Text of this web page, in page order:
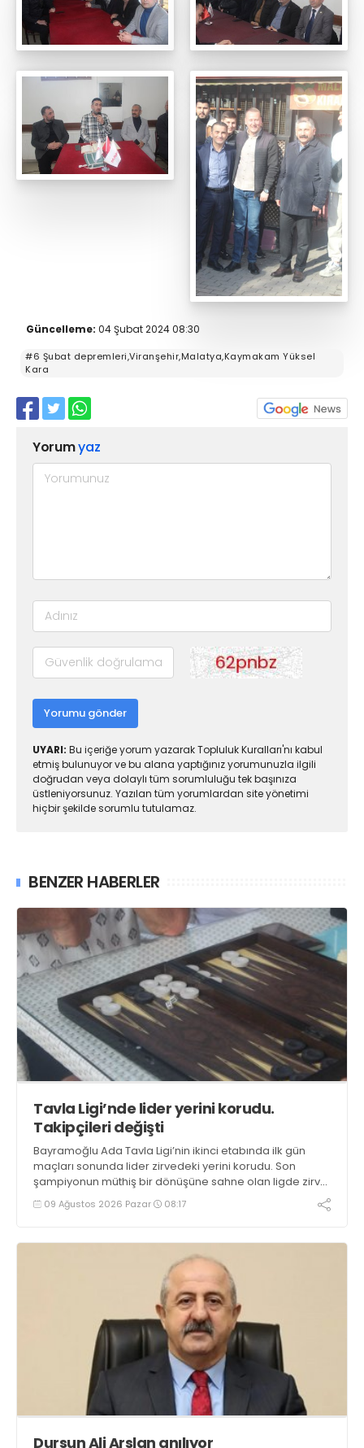
Güncelleme: 04 Şubat 2024 08:30
#6 Şubat depremleri,Viranşehir,Malatya,Kaymakam Yüksel
Kara
Yorumyaz
Yorumu gönder
UYARI: Bu içeriğe yorum yazarak Topluluk Kuralları'nı kabul
etmiş bulunuyor ve bu alana yaptığınız yorumunuzla ilgili
doğrudan veya dolaylı tüm sorumluluğu tek başınıza
üstleniyorsunuz. Yazılan tüm yorumlardan site yönetimi
hiçbir şekilde sorumlu tutulamaz.
BENZER HABERLER
Tavla Ligi’nde lider yerini korudu.
Takipçileri değişti
Bayramoğlu Ada Tavla Ligi’nin ikinci etabında ilk gün
maçları sonunda lider zirvedeki yerini korudu. Son
şampiyonun müthiş bir dönüşüne sahne olan ligde zirve
takipçileri değişti. Oyuncu sayısı 10’dan 12’ye yükseldi
09 Ağustos 2026 Pazar 08:17
Dursun Ali Arslan anılıyor